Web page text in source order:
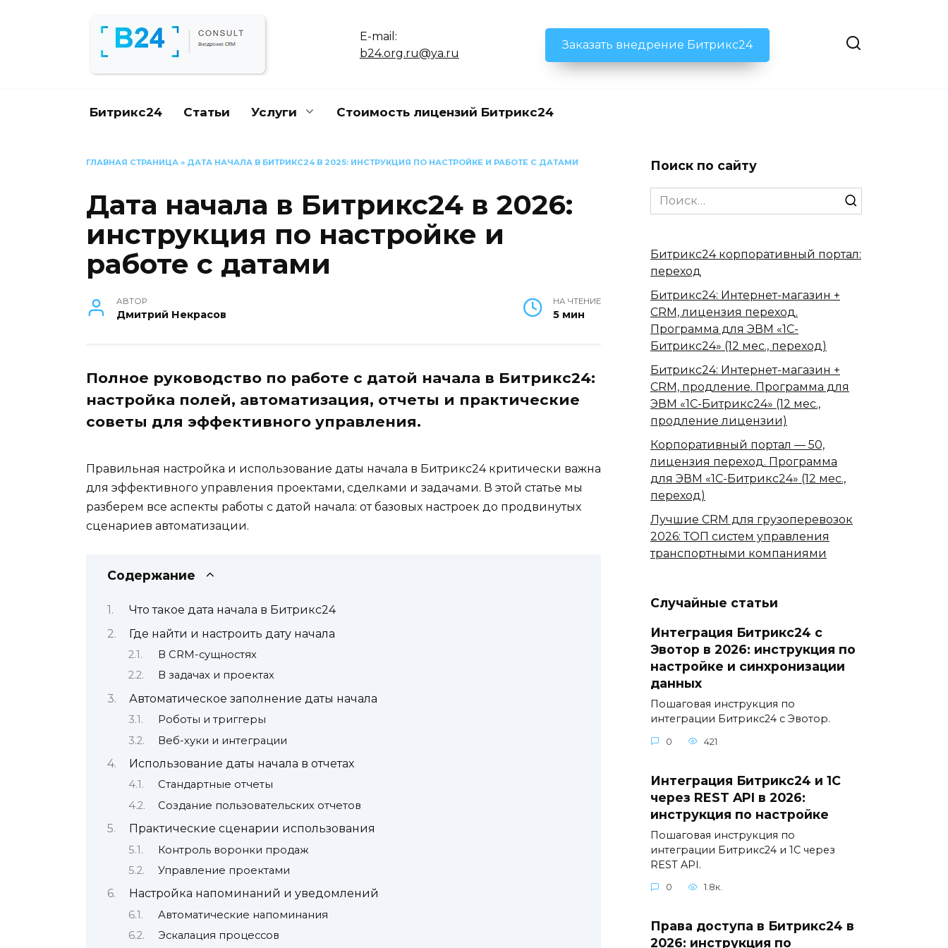
E-mail:
b24.org.ru@ya.ru
Заказать внедрение Битрикс24
Битрикс24 Статьи Услуги Стоимость лицензий Битрикс24
ГЛАВНАЯ СТРАНИЦА » ДАТА НАЧАЛА В БИТРИКС24 В 2025: ИНСТРУКЦИЯ ПО НАСТРОЙКЕ И РАБОТЕ С ДАТАМИ
Дата начала в Битрикс24 в 2026:
инструкция по настройке и
работе с датами
АВТОР
Дмитрий Некрасов
НА ЧТЕНИЕ
5 мин
Полное руководство по работе с датой начала в Битрикс24:
настройка полей, автоматизация, отчеты и практические
советы для эффективного управления.
Правильная настройка и использование даты начала в Битрикс24 критически важна
для эффективного управления проектами, сделками и задачами. В этой статье мы
разберем все аспекты работы с датой начала: от базовых настроек до продвинутых
сценариев автоматизации.
Содержание
Что такое дата начала в Битрикс24
Где найти и настроить дату начала
В CRM-сущностях
В задачах и проектах
Автоматическое заполнение даты начала
Роботы и триггеры
Веб-хуки и интеграции
Использование даты начала в отчетах
Стандартные отчеты
Создание пользовательских отчетов
Практические сценарии использования
Контроль воронки продаж
Управление проектами
Настройка напоминаний и уведомлений
Автоматические напоминания
Эскалация процессов
Поиск по сайту
Search
for:
Битрикс24 корпоративный портал:
переход
Битрикс24: Интернет-магазин +
CRM, лицензия переход.
Программа для ЭВМ «1С-
Битрикс24» (12 мес., переход)
Битрикс24: Интернет-магазин +
CRM, продление. Программа для
ЭВМ «1С-Битрикс24» (12 мес.,
продление лицензии)
Корпоративный портал — 50,
лицензия переход. Программа
для ЭВМ «1С-Битрикс24» (12 мес.,
переход)
Лучшие CRM для грузоперевозок
2026: ТОП систем управления
транспортными компаниями
Случайные статьи
Интеграция Битрикс24 с
Эвотор в 2026: инструкция по
настройке и синхронизации
данных
Пошаговая инструкция по
интеграции Битрикс24 с Эвотор.
0 421
Интеграция Битрикс24 и 1С
через REST API в 2026:
инструкция по настройке
Пошаговая инструкция по
интеграции Битрикс24 и 1С через
REST API.
0 1.8к.
Права доступа в Битрикс24 в
2026: инструкция по